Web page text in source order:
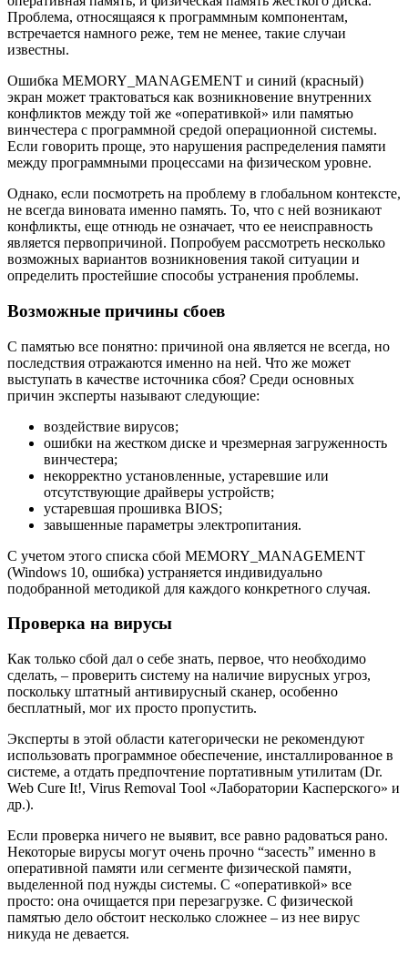
Проблема, относящаяся к программным компонентам,
встречается намного реже, тем не менее, такие случаи
известны.
Ошибка MEMORY_MANAGEMENT и синий (красный)
экран может трактоваться как возникновение внутренних
конфликтов между той же «оперативкой» или памятью
винчестера с программной средой операционной системы.
Если говорить проще, это нарушения распределения памяти
между программными процессами на физическом уровне.
Однако, если посмотреть на проблему в глобальном контексте,
не всегда виновата именно память. То, что с ней возникают
конфликты, еще отнюдь не означает, что ее неисправность
является первопричиной. Попробуем рассмотреть несколько
возможных вариантов возникновения такой ситуации и
определить простейшие способы устранения проблемы.
Возможные причины сбоев
С памятью все понятно: причиной она является не всегда, но
последствия отражаются именно на ней. Что же может
выступать в качестве источника сбоя? Среди основных
причин эксперты называют следующие:
воздействие вирусов;
ошибки на жестком диске и чрезмерная загруженность
винчестера;
некорректно установленные, устаревшие или
отсутствующие драйверы устройств;
устаревшая прошивка BIOS;
завышенные параметры электропитания.
С учетом этого списка сбой MEMORY_MANAGEMENT
(Windows 10, ошибка) устраняется индивидуально
подобранной методикой для каждого конкретного случая.
Проверка на вирусы
Как только сбой дал о себе знать, первое, что необходимо
сделать, – проверить систему на наличие вирусных угроз,
поскольку штатный антивирусный сканер, особенно
бесплатный, мог их просто пропустить.
Эксперты в этой области категорически не рекомендуют
использовать программное обеспечение, инсталлированное в
системе, а отдать предпочтение портативным утилитам (Dr.
Web Cure It!, Virus Removal Tool «Лаборатории Касперского» и
др.).
Если проверка ничего не выявит, все равно радоваться рано.
Некоторые вирусы могут очень прочно “засесть” именно в
оперативной памяти или сегменте физической памяти,
выделенной под нужды системы. С «оперативкой» все
просто: она очищается при перезагрузке. С физической
памятью дело обстоит несколько сложнее – из нее вирус
никуда не девается.